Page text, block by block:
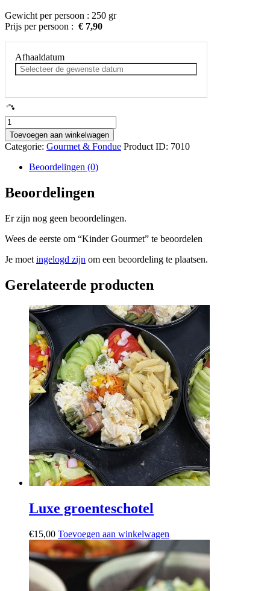
Gewicht per persoon : 250 gr
Prijs per persoon : € 7,90
Afhaaldatum
Kinder
Gourmet
aantal
Toevoegen aan winkelwagen
Categorie: Gourmet & Fondue Product ID: 7010
Beoordelingen (0)
Beoordelingen
Er zijn nog geen beoordelingen.
Wees de eerste om “Kinder Gourmet” te beoordelen
Je moet ingelogd zijn om een beoordeling te plaatsen.
Gerelateerde producten
Luxe groenteschotel
€15,00 Toevoegen aan winkelwagen